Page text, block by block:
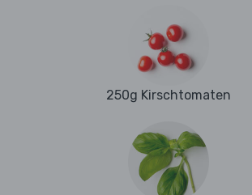
250g Kirschtomaten